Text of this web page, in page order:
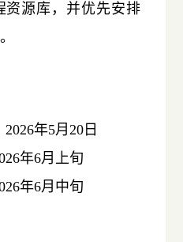
资源库，并优先安排
年5月20日
年6月上旬
年6月中旬